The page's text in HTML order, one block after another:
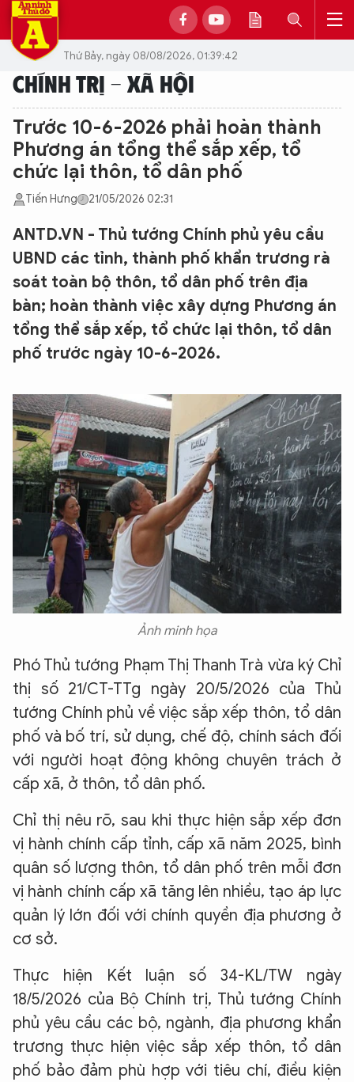
Thứ Bảy, ngày 08/08/2026, 01:39:42
CHÍNH TRỊ - XÃ HỘI
Trước 10-6-2026 phải hoàn thành
Phương án tổng thể sắp xếp, tổ
chức lại thôn, tổ dân phố
Tiến Hưng 21/05/2026 02:31
ANTD.VN - Thủ tướng Chính phủ yêu cầu
UBND các tỉnh, thành phố khẩn trương rà
soát toàn bộ thôn, tổ dân phố trên địa
bàn; hoàn thành việc xây dựng Phương án
tổng thể sắp xếp, tổ chức lại thôn, tổ dân
phố trước ngày 10-6-2026.
Ảnh minh họa
Phó Thủ tướng Phạm Thị Thanh Trà vừa ký Chỉ
thị số 21/CT-TTg ngày 20/5/2026 của Thủ
tướng Chính phủ về việc sắp xếp thôn, tổ dân
phố và bố trí, sử dụng, chế độ, chính sách đối
với người hoạt động không chuyên trách ở
cấp xã, ở thôn, tổ dân phố.
Chỉ thị nêu rõ, sau khi thực hiện sắp xếp đơn
vị hành chính cấp tỉnh, cấp xã năm 2025, bình
quân số lượng thôn, tổ dân phố trên mỗi đơn
vị hành chính cấp xã tăng lên nhiều, tạo áp lực
quản lý lớn đối với chính quyền địa phương ở
cơ sở.
Thực hiện Kết luận số 34-KL/TW ngày
18/5/2026 của Bộ Chính trị, Thủ tướng Chính
phủ yêu cầu các bộ, ngành, địa phương khẩn
trương thực hiện việc sắp xếp thôn, tổ dân
phố bảo đảm phù hợp với tiêu chí, điều kiện